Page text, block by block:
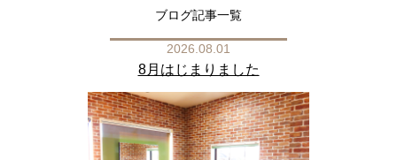
ブログ記事一覧
2026.08.01
8月はじまりました